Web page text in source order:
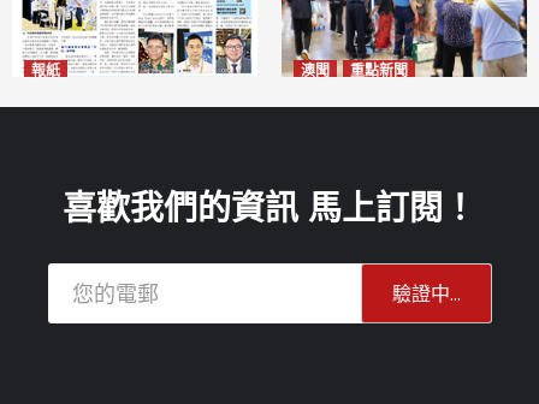
報紙 澳聞 重點新聞
2026-08-10
喜歡我們的資訊 馬上訂閱！